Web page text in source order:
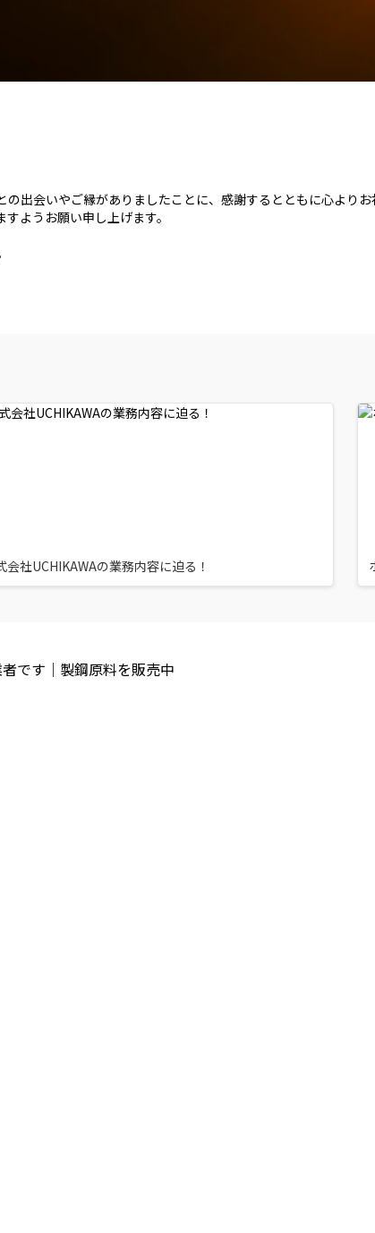
出会いやご縁がありましたことに、感謝するとともに心よりお
ようお願い申し上げます。
会社UCHIKAWAの業務内容に迫る！
です｜製鋼原料を販売中